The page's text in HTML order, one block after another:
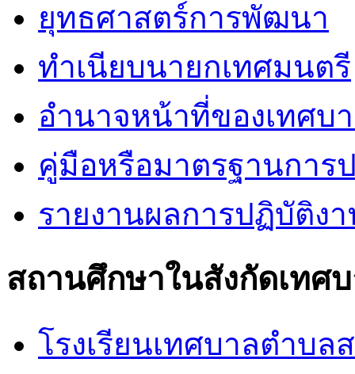
ยุทธศาสตร์การพัฒนา
ทำเนียบนายกเทศมนตรี
อำนาจหน้าที่ของเทศบ
คู่มือหรือมาตรฐานการ
รายงานผลการปฏิบัติง
สถานศึกษาในสังกัดเทศ
โรงเรียนเทศบาลตำบล